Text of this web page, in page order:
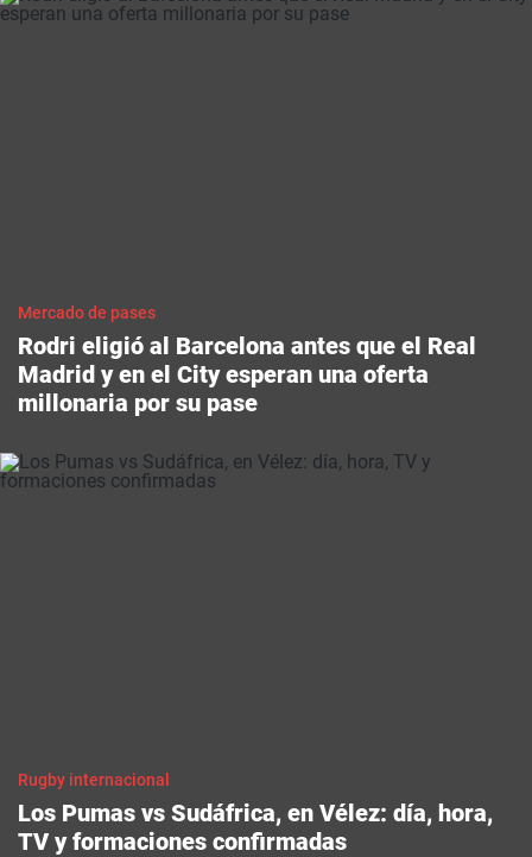
Mercado de pases
Rodri eligió al Barcelona antes que el Real
Madrid y en el City esperan una oferta
millonaria por su pase
Rugby internacional
Los Pumas vs Sudáfrica, en Vélez: día, hora,
TV y formaciones confirmadas